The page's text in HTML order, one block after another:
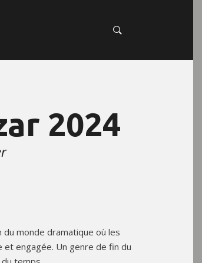
2024
du monde dramatique où les
et engagée. Un genre de fin du